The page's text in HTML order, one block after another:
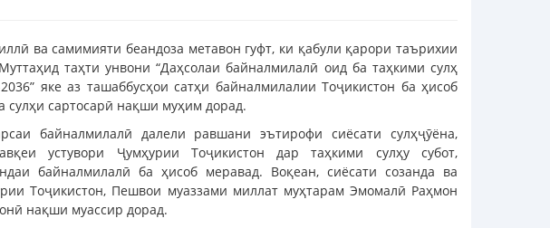
ва самимияти беандоза метавон гуфт, ки қабули қарори таърихии
таҳти унвони “Даҳсолаи байналмилалӣ оид ба таҳкими сулҳ
яке аз ташаббусҳои сатҳи байналмилалии Тоҷикистон ба ҳисоб
сулҳи сартосарӣ нақши муҳим дорад.
байналмилалӣ далели равшани эътирофи сиёсати сулҳҷӯёна,
устувори Ҷумҳурии Тоҷикистон дар таҳкими сулҳу субот,
байналмилалӣ ба ҳисоб меравад. Воқеан, сиёсати созанда ва
Тоҷикистон, Пешвои муаззами миллат муҳтарам Эмомалӣ Раҳмон
нақши муассир дорад.